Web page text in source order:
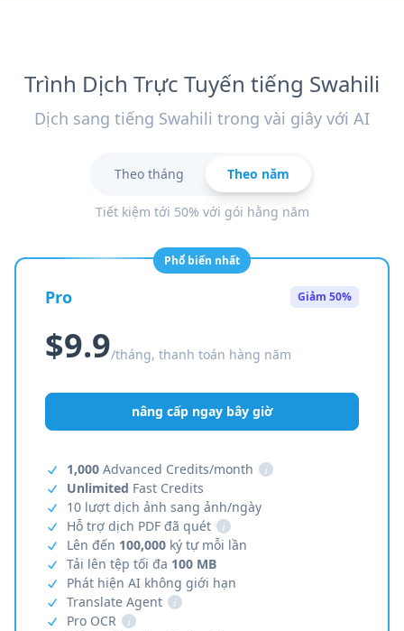
Trình Dịch Trực Tuyến tiếng Swahili
Dịch sang tiếng Swahili trong vài giây với AI
Theo tháng Theo năm
Tiết kiệm tới 50% với gói hằng năm
Phổ biến nhất
Pro Giảm 50%
$9.9/tháng, thanh toán hàng năm
nâng cấp ngay bây giờ
1,000 Advanced Credits/month
i
Unlimited Fast Credits
10 lượt dịch ảnh sang ảnh/ngày
Hỗ trợ dịch PDF đã quét
i
Lên đến 100,000 ký tự mỗi lần
Tải lên tệp tối đa 100 MB
Phát hiện AI không giới hạn
Translate Agent
i
Pro OCR
i